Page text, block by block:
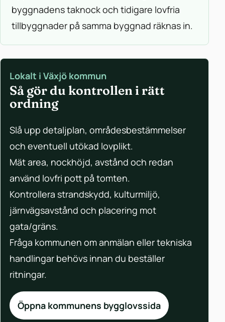
byggnadens taknock och tidigare lovfria
tillbyggnader på samma byggnad räknas in.
Lokalt i Växjö kommun
Så gör du kontrollen i rätt
ordning
Slå upp detaljplan, områdesbestämmelser
och eventuell utökad lovplikt.
Mät area, nockhöjd, avstånd och redan
använd lovfri pott på tomten.
Kontrollera strandskydd, kulturmiljö,
järnvägsavstånd och placering mot
gata/gräns.
Fråga kommunen om anmälan eller tekniska
handlingar behövs innan du beställer
ritningar.
Öppna kommunens bygglovssida